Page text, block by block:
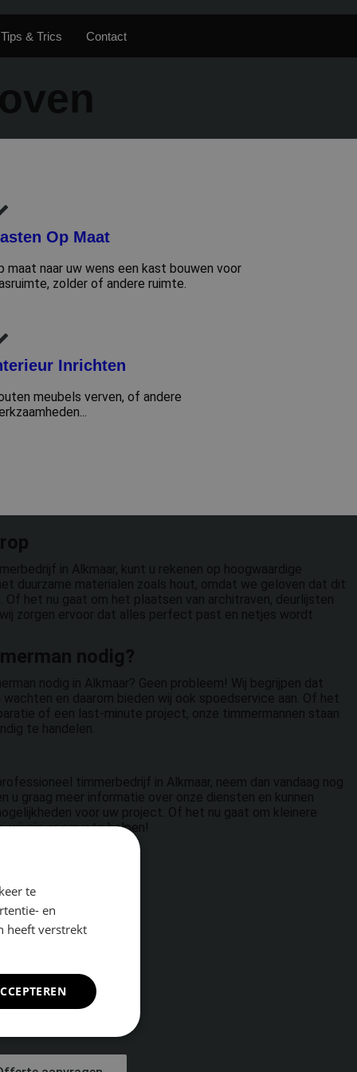
Tips & Trics Contact
Op Maat
maat naar uw wens een kast bouwen voor
zolder of andere ruimte.
Inrichten
meubels verven, of andere
in Alkmaar, kunt u rekenen op hoogwaardige
duurzame materialen zoals hout, omdat we geloven dat dit
het nu gaat om het plaatsen van architraven, deurlijsten
zorgen ervoor dat alles perfect past en netjes wordt
nodig?
nodig in Alkmaar? Geen probleem! Wij begrijpen dat
en daarom bieden wij ook spoedservice aan. Of het
of een last-minute project, onze timmermannen staan
te handelen.
timmerbedrijf in Alkmaar, neem dan vandaag nog
u graag meer informatie over onze diensten en kunnen
voor uw project. Of het nu gaat om kleinere
wij zijn er om u te helpen!
te
en
heeft verstrekt